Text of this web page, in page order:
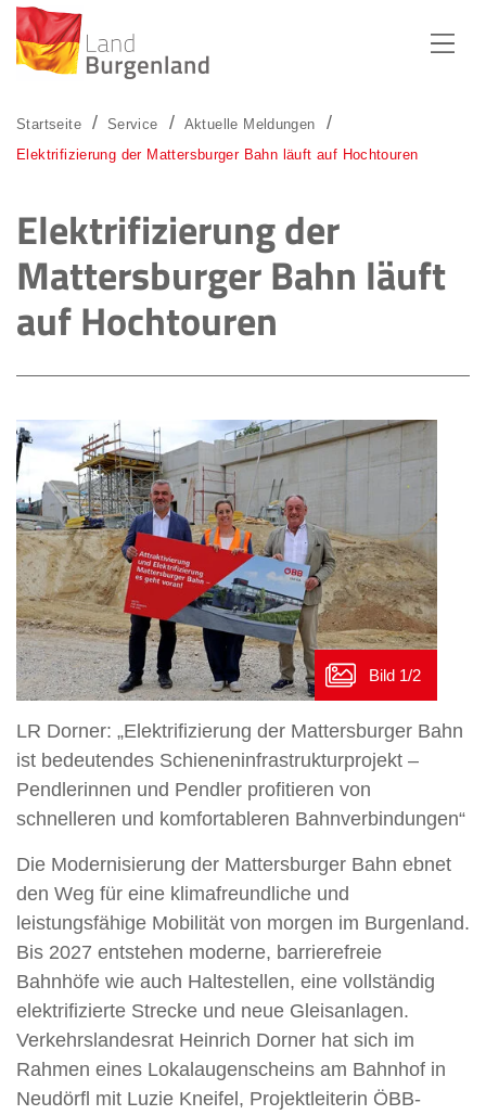
Startseite Service
Aktuelle Meldungen
Elektrifizierung der Mattersburger Bahn läuft auf Hochtouren
Elektrifizierung der
Mattersburger Bahn läuft
auf Hochtouren
LR Dorner: „Elektrifizierung der Mattersburger Bahn
ist bedeutendes Schieneninfrastrukturprojekt –
Pendlerinnen und Pendler profitieren von
schnelleren und komfortableren Bahnverbindungen“
Die Modernisierung der Mattersburger Bahn ebnet
den Weg für eine klimafreundliche und
leistungsfähige Mobilität von morgen im Burgenland.
Bis 2027 entstehen moderne, barrierefreie
Bahnhöfe wie auch Haltestellen, eine vollständig
elektrifizierte Strecke und neue Gleisanlagen.
Verkehrslandesrat Heinrich Dorner hat sich im
Rahmen eines Lokalaugenscheins am Bahnhof in
Neudörfl mit Luzie Kneifel, Projektleiterin ÖBB-